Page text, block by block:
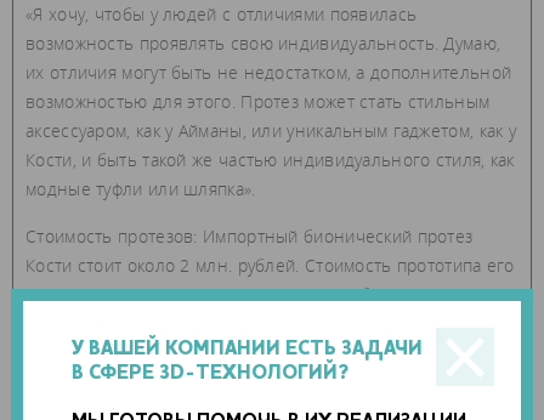
У ВАШЕЙ КОМПАНИИ ЕСТЬ ЗАДАЧИ
В СФЕРЕ 3D-ТЕХНОЛОГИЙ?
«Я хочу, чтобы у людей с отличиями появилась
возможность проявлять свою индивидуальность. Думаю,
их отличия могут быть не недостатком, а дополнительной
возможностью для этого. Протез может стать стильным
аксессуаром, как у Айманы, или уникальным гаджетом, как у
Кости, и быть такой же частью индивидуального стиля, как
модные туфли или шляпка».
Стоимость протезов: Импортный бионический протез
Кости стоит около 2 млн. рублей. Стоимость прототипа его
протеза от«Моторики»- от 150 тысяч рублей. Стоимость
протеза Айманы – около 100 000 рублей (без крыльев).
Базовые модели протезов «Моторики» бесплатны по
госпрограмме.